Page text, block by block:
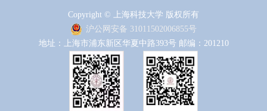
（STAR Center）Sören Schwertfeger 教授讲授移动机器
人、ROS2、定位与导航的理论部分，教学、科研平台
工程师与助教全程驻场，一对一指导学员模拟仿真、
硬件组装、代码调试与故障排查，打通理论知识与工
程落地的壁垒。实操培训由
Copyright © 上海科技大学 版权所有
沪公网安备 31011502006855号
地址：上海市浦东新区华夏中路393号 邮编：201210